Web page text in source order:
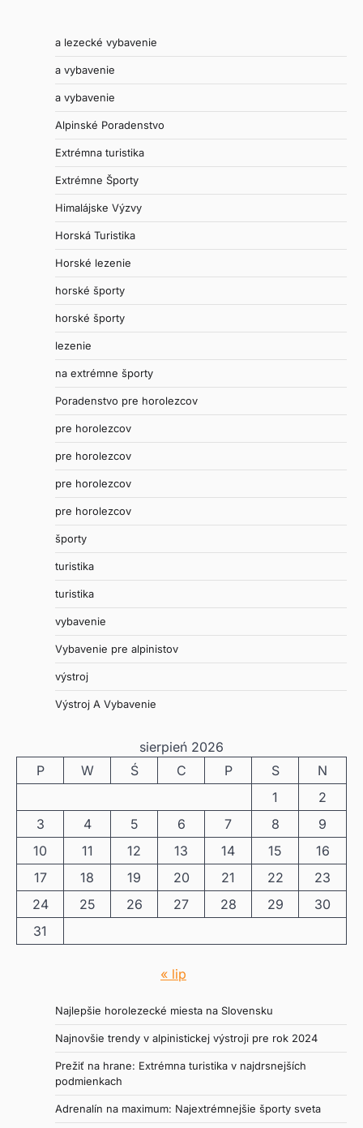
a lezecké vybavenie
a vybavenie
a vybavenie
Alpinské Poradenstvo
Extrémna turistika
Extrémne Športy
Himalájske Výzvy
Horská Turistika
Horské lezenie
horské športy
horské športy
lezenie
na extrémne športy
Poradenstvo pre horolezcov
pre horolezcov
pre horolezcov
pre horolezcov
pre horolezcov
športy
turistika
turistika
vybavenie
Vybavenie pre alpinistov
výstroj
Výstroj A Vybavenie
sierpień 2026
P
W Ś C P S
N
1
2
3
4 5 6 7 8
9
10
11 12 13 14 15
16
17
18 19 20 21 22
23
24
25 26 27 28 29
30
31
« lip
Najlepšie horolezecké miesta na Slovensku
Najnovšie trendy v alpinistickej výstroji pre rok 2024
Prežiť na hrane: Extrémna turistika v najdrsnejších
podmienkach
Adrenalín na maximum: Najextrémnejšie športy sveta